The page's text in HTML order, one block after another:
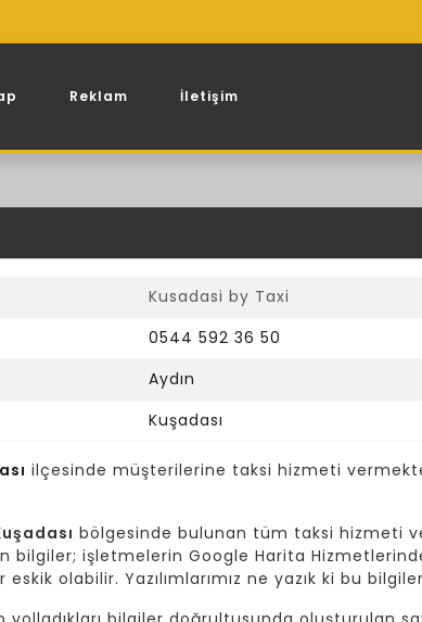
Reklam İletişim
Kusadasi by Taxi
0544 592 36 50
Aydın
Kuşadası
ilçesinde müşterilerine taksi hizmeti
bölgesinde bulunan tüm taksi hizmeti
bilgiler; işletmelerin Google Harita
eskik olabilir. Yazılımlarımız ne yazık ki bu